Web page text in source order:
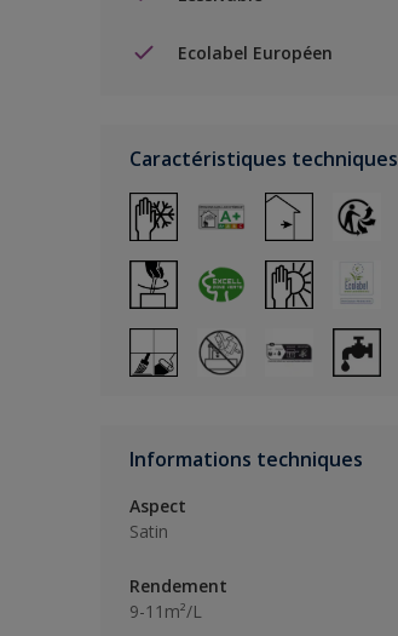
Ecolabel Européen
Caractéristiques techniques
Informations techniques
Aspect
Satin
Rendement
9-11m²/L